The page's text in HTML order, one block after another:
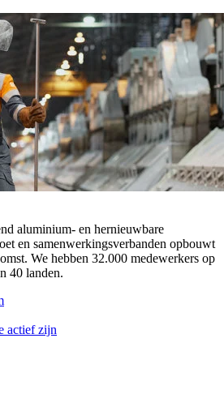
aluminium- en hernieuwbare
en samenwerkingsverbanden opbouwt
We hebben 32.000 medewerkers op
40 landen.
actief zijn